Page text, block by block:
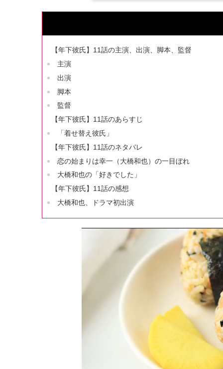
【年下彼氏】11話の主演、出演、脚本、監督
主演
出演
脚本
監督
【年下彼氏】11話のあらすじ
「着せ替え彼氏」
【年下彼氏】11話のネタバレ
恋の始まりは幸一（大橋和也）の一目ぼれ
大橋和也の「好きでした」
【年下彼氏】11話の感想
大橋和也、ドラマ初出演